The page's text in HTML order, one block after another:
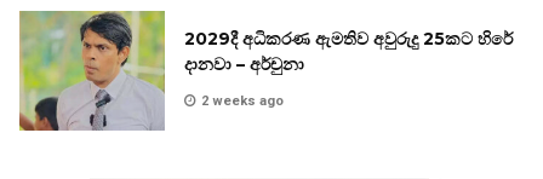
2029දී අධිකරණ ඇමතිව අවුරුදු 25කට හිරේ
දානවා – අර්චුනා
2 weeks ago